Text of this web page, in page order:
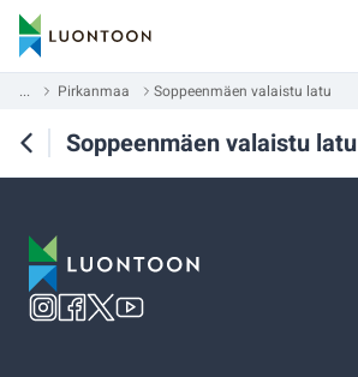
... Pirkanmaa Soppeenmäen valaistu latu
Soppeenmäen valaistu latu